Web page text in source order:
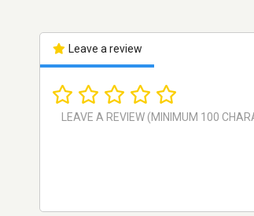
Leave a review